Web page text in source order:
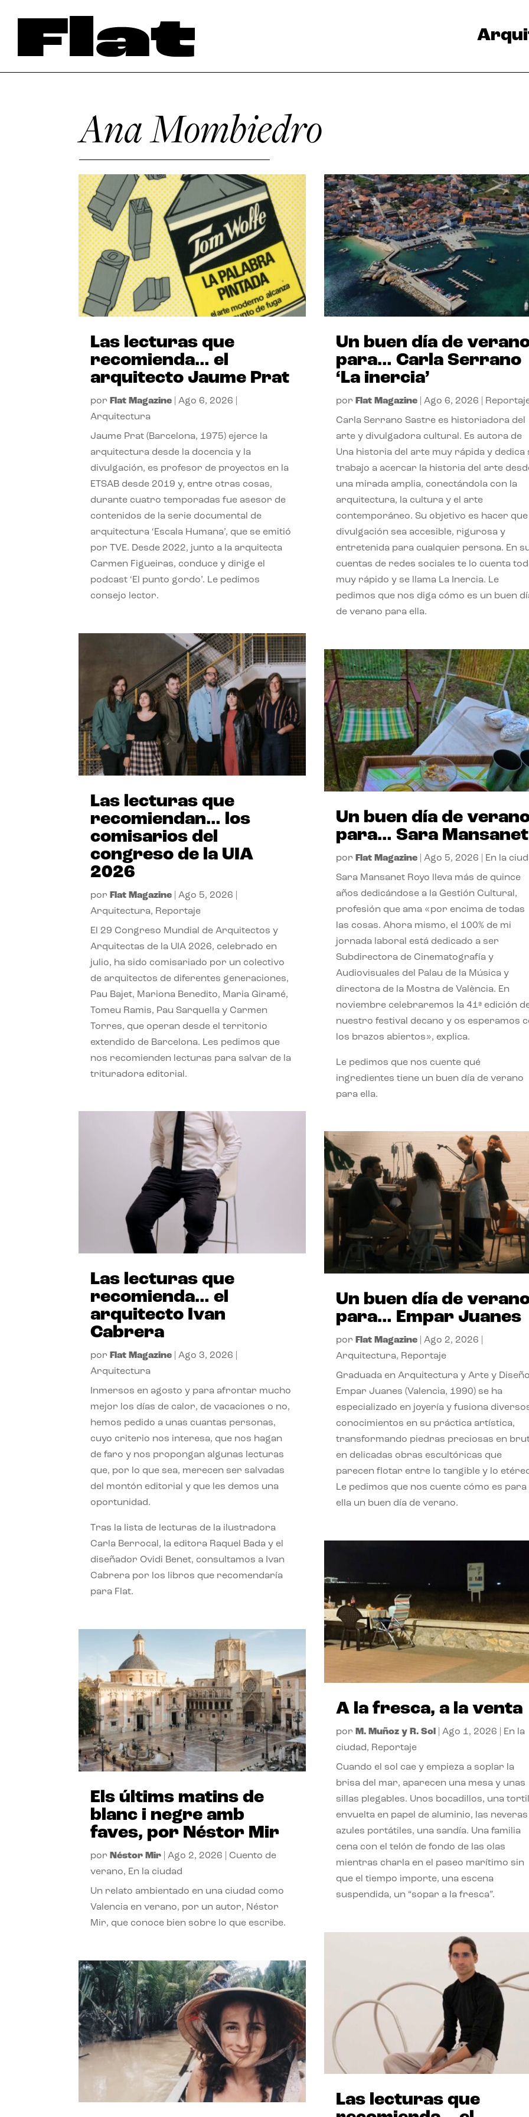
Ana Mombiedro
Las lecturas que
recomienda… el
arquitecto Jaume Prat
por Flat Magazine |Ago 6, 2026
Arquitectura
Jaume Prat (Barcelona, 1975) ejerce la
arquitectura desde la docencia y la
divulgación, es profesor de proyectos en la
ETSAB desde 2019 y, entre otras cosas,
durante cuatro temporadas fue asesor de
contenidos de la serie documental de
arquitectura ‘Escala Humana’, que se emitió
por TVE. Desde 2022, junto a la arquitecta
Carmen Figueiras, conduce y dirige el
podcast ‘El punto gordo’. Le pedimos
consejo lector.
Las lecturas que
recomiendan… los
comisarios del
congreso de la UIA
2026
por Flat Magazine |Ago 5, 2026
Arquitectura, Reportaje
El 29 Congreso Mundial de Arquitectos y
Arquitectas de la UIA 2026, celebrado en
julio, ha sido comisariado por un colectivo
de arquitectos de diferentes generaciones,
Pau Bajet, Mariona Benedito, Maria Giramé,
Tomeu Ramis, Pau Sarquella y Carmen
Torres, que operan desde el territorio
extendido de Barcelona. Les pedimos que
nos recomienden lecturas para salvar de la
trituradora editorial.
Las lecturas que
recomienda… el
arquitecto Ivan
Cabrera
por Flat Magazine |Ago 3, 2026
Arquitectura
Inmersos en agosto y para afrontar mucho
mejor los días de calor, de vacaciones o no,
hemos pedido a unas cuantas personas,
cuyo criterio nos interesa, que nos hagan
de faro y nos propongan algunas lecturas
que, por lo que sea, merecen ser salvadas
del montón editorial y que les demos una
oportunidad.
Tras la lista de lecturas de la ilustradora
Carla Berrocal, la editora Raquel Bada y el
diseñador Ovidi Benet, consultamos a Ivan
Cabrera por los libros que recomendaría
para Flat.
Els últims matins de
blanc i negre amb
faves, por Néstor Mir
por Néstor Mir |Ago 2, 2026 |Cuento de
verano, En la ciudad
Un relato ambientado en una ciudad como
Valencia en verano, por un autor, Néstor
Mir, que conoce bien sobre lo que escribe.
Un buen día de
para… Carla Serrano
‘La inercia’
por Flat Magazine| Ago 6, 2026
Carla Serrano Sastre es historiadora del
arte y divulgadora cultural. Es autora de
Una historia del arte muy rápida y dedica
trabajo a acercar la historia del arte
una mirada amplia, conectándola con la
arquitectura, la cultura y el arte
contemporáneo. Su objetivo es hacer que
divulgación sea accesible, rigurosa y
entretenida para cualquier persona. En
cuentas de redes sociales te lo cuenta
muy rápido y se llama La Inercia. Le
pedimos que nos diga cómo es un buen
de verano para ella.
Un buen día de
para… Sara Mansanet
por Flat Magazine| Ago 5, 2026 En la
Sara Mansanet Royo lleva más de quince
años dedicándose a la Gestión Cultural,
profesión que ama «por encima de todas
las cosas. Ahora mismo, el 100% de mi
jornada laboral está dedicado a ser
Subdirectora de Cinematografía y
Audiovisuales del Palau de la Música y
directora de la Mostra de València. En
noviembre celebraremos la 41ª edición
nuestro festival decano y os esperamos
los brazos abiertos», explica.
Le pedimos que nos cuente qué
ingredientes tiene un buen día de verano
para ella.
Un buen día de
para… Empar Juanes
por Flat Magazine| Ago 2, 2026
Arquitectura, Reportaje
Graduada en Arquitectura y Arte y
Empar Juanes (Valencia, 1990) se ha
especializado en joyería y fusiona
conocimientos en su práctica artística,
transformando piedras preciosas en
en delicadas obras escultóricas que
parecen flotar entre lo tangible y lo
Le pedimos que nos cuente cómo es para
ella un buen día de verano.
A la fresca, a la venta
por M. Muñoz y R. Sol Ago 1, 2026
En la
ciudad, Reportaje
Cuando el sol cae y empieza a soplar la
brisa del mar, aparecen una mesa y unas
sillas plegables. Unos bocadillos, una
envuelta en papel de aluminio, las neveras
azules portátiles, una sandía. Una familia
cena con el telón de fondo de las olas
mientras charla en el paseo marítimo sin
que el tiempo importe, una escena
suspendida, un “sopar a la fresca”.
Las lecturas que